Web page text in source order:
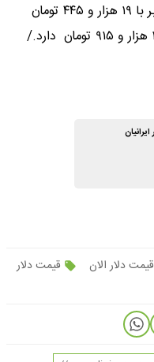
قیمت اسکناس درهم در مرکز مبادله برابر با ۱۹ هزار و ۴۴۵ تومان
است . حواله درهم نیز قیمتی برابر با ۱۸ هزار و ۹۱۵ تومان دارد./
قیمت دلار الان
قیمت دلار